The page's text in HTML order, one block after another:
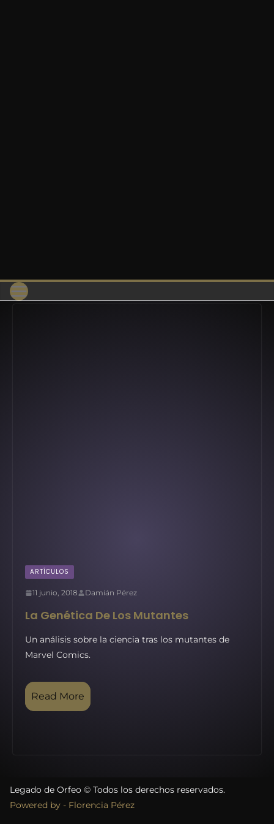
ARTÍCULOS
11 junio, 2018 Damián Pérez
La Genética De Los Mutantes
Un análisis sobre la ciencia tras los mutantes de
Marvel Comics.
Read More
Legado de Orfeo © Todos los derechos reservados.
Powered by - Florencia Pérez